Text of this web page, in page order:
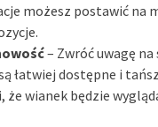
możesz postawić na
– Zwróć uwagę
łatwiej dostępne i
że wianek będzie